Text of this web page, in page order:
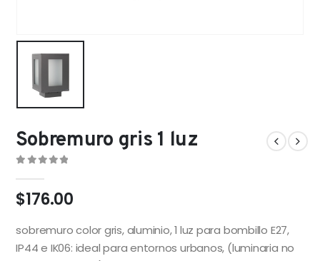
Sobremuro gris 1 luz
$176.00
sobremuro color gris, aluminio, 1 luz para bombillo E27,
IP44 e IK06: ideal para entornos urbanos, (luminaria no